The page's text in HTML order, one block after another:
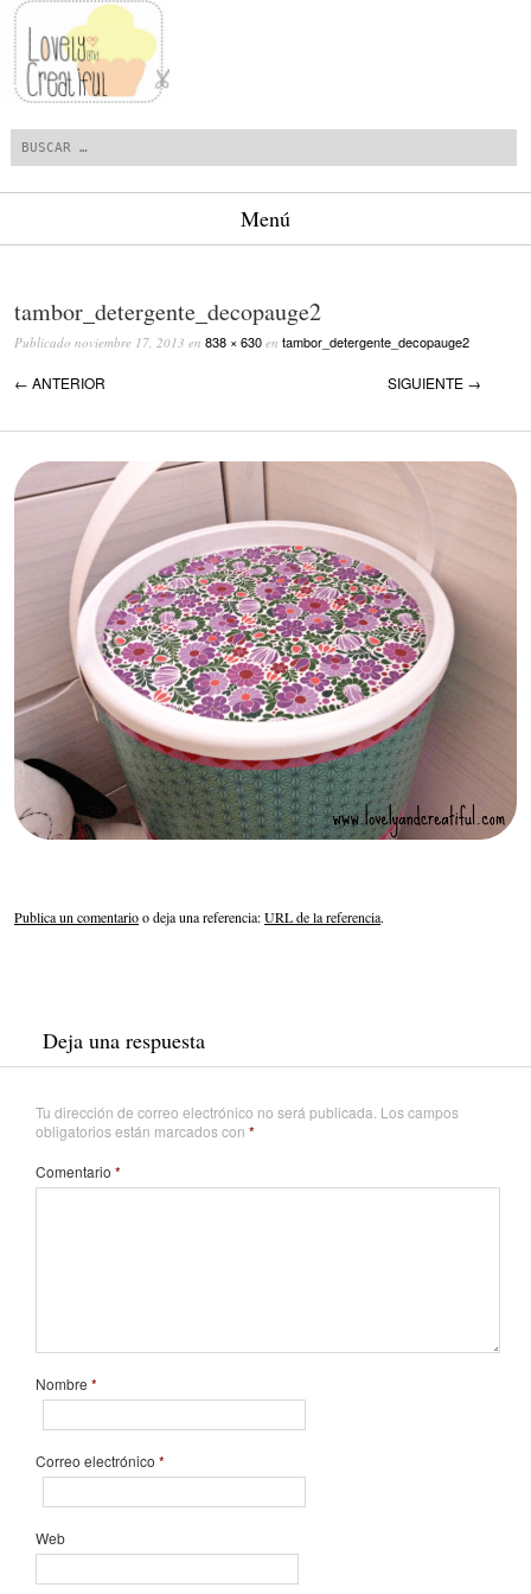
Menú
tambor_detergente_decopauge2
Publicado noviembre 17, 2013 en 838 × 630 en tambor_detergente_decopauge2
← ANTERIOR SIGUIENTE →
Publica un comentarioo deja una referencia:URL de la referencia.
Deja una respuesta
Tu dirección de correo electrónico no será publicada. Los campos
obligatorios están marcados con *
Comentario *
Nombre *
Correo electrónico *
Web